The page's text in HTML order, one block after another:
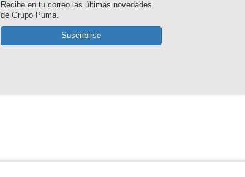
Recibe en tu correo las últimas novedades
de Grupo Puma.
Suscribirse